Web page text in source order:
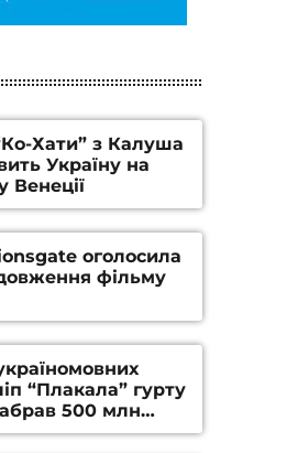
Хати” з Калуша
Україну на
Венеції
оголосила
фільму
“Плакала” гурту
500 млн
на YouTube